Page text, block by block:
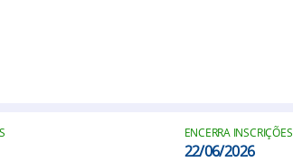
ENCERRA INSCRIÇÕES
22/06/2026